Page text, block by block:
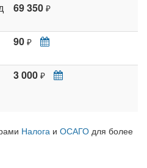
69 350 ₽
90 ₽
3 000 ₽
Налога и ОСАГО для более